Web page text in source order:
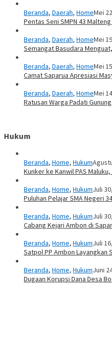
Beranda, Daerah, HomeMei
Pentas Seni SMPN 43
Beranda, Daerah, HomeMei
Semangat Basudara
Beranda, Daerah, HomeMei
Camat Saparua Apresiasi
Beranda, Daerah, HomeMei
Ratusan Warga Padati
Hukum
Beranda, Home, Hukum
Kunker ke Kanwil PAS
Beranda, Home, HukumJuli
Puluhan Pelajar SMA Negeri
Beranda, Home, HukumJuli
Cabang Kejari Ambon di
Beranda, Home, HukumJuli
Satpol PP Ambon Layangkan
Beranda, Home, HukumJuni
Dugaan Korupsi Dana Desa